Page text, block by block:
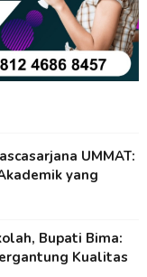
UMMAT:
yang
Bupati Bima:
Kualitas